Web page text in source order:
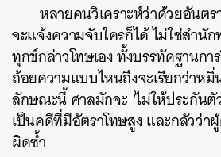
หลายคนวิเคราะห์ว่าด้วยอันต
จะแจ้งความจับใครก็ได้ ไม่ใช่สำนัก
ทุกข์กล่าวโทษเอง ทั้งบรรทัดฐานก
ถ้อยความแบบไหนถึงจะเรียกว่าห
ลักษณะนี้ ศาลมักจะ ‘ไม่ให้ประกันตั
เป็นคดีที่มีอัตราโทษสูง และกลัวว่า
ผิดซ้ำ